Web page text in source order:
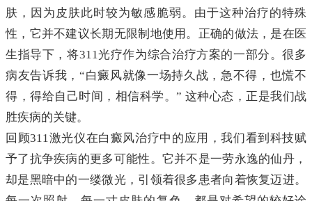
肤，因为皮肤此时较为敏感脆弱。由于这种治疗的特殊
性，它并不建议长期无限制地使用。正确的做法，是在医
生指导下，将311光疗作为综合治疗方案的一部分。很多
病友告诉我，“白癜风就像一场持久战，急不得，也慌不
得，得给自己时间，相信科学。” 这种心态，正是我们战
胜疾病的关键。
回顾311激光仪在白癜风治疗中的应用，我们看到科技赋
予了抗争疾病的更多可能性。它并不是一劳永逸的仙丹，
却是黑暗中的一缕微光，引领着很多患者向着恢复迈进。